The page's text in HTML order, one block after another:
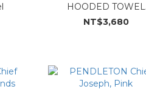
HOODED TOWEL
FALCON COVE
NT$3,680